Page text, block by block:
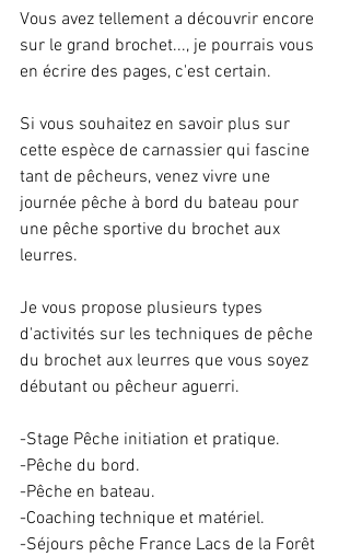
Vous avez tellement a découvrir encore
sur le grand brochet..., je pourrais vous
en écrire des pages, c'est certain.
Si vous souhaitez en savoir plus sur
cette espèce de carnassier qui fascine
tant de pêcheurs, venez vivre une
journée pêche à bord du bateau pour
une pêche sportive du brochet aux
leurres.
Je vous propose plusieurs types
d'activités sur les techniques de pêche
du brochet aux leurres que vous soyez
débutant ou pêcheur aguerri.
-Stage Pêche initiation et pratique.
-Pêche du bord.
-Pêche en bateau.
-Coaching technique et matériel.
-Séjours pêche France Lacs de la Forêt